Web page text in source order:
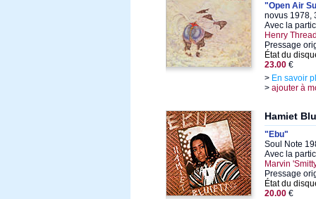
"Open Air
novus 1978,
Avec la
Henry
Pressage
État du
23.00 €
> En savoir
> ajouter à
Hamiet
"Ebu"
Soul Note
Avec la
Marvin
Pressage
État du
20.00 €